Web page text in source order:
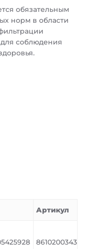
обязательным
норм в области
соблюдения
Артикул
8610200343